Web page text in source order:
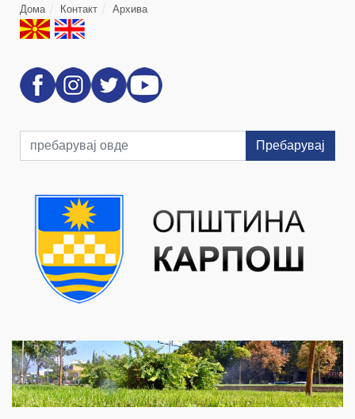
Дома Контакт Архива
Пребарувај